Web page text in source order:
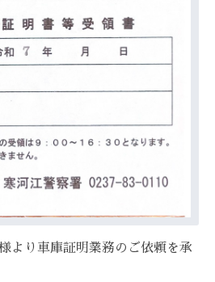
より車庫証明業務のご依頼を承